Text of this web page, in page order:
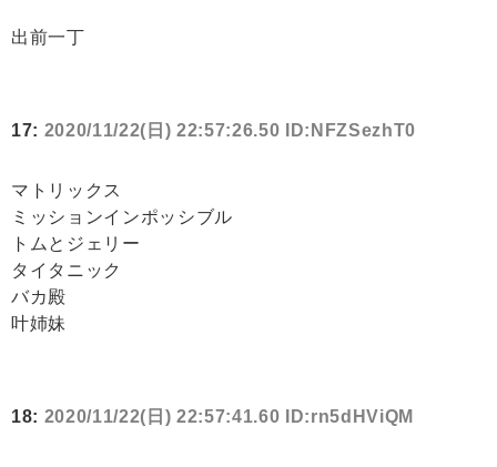
出前一丁
17: 2020/11/22(日) 22:57:26.50 ID:NFZSezhT0
マトリックス
ミッションインポッシブル
トムとジェリー
タイタニック
バカ殿
叶姉妹
18: 2020/11/22(日) 22:57:41.60 ID:rn5dHViQM